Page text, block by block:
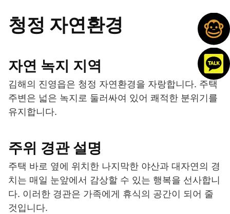
청정 자연환경
자연 녹지 지역
김해의 진영읍은 청정 자연환경을 자랑합니다. 주택
주변은 넓은 녹지로 둘러싸여 있어 쾌적한 분위기를
유지합니다.
주위 경관 설명
주택 바로 옆에 위치한 나지막한 야산과 대자연의 경
치는 매일 눈앞에서 감상할 수 있는 행복을 선사합니
다. 이러한 경관은 가족에게 휴식의 공간이 되어 줄
것입니다.